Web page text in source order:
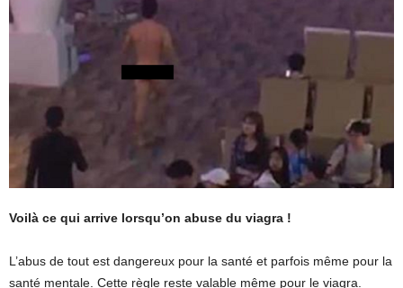
Voilà ce qui arrive lorsqu’on abuse du viagra !
L’abus de tout est dangereux pour la santé et parfois même pour la
santé mentale. Cette règle reste valable même pour le viagra.